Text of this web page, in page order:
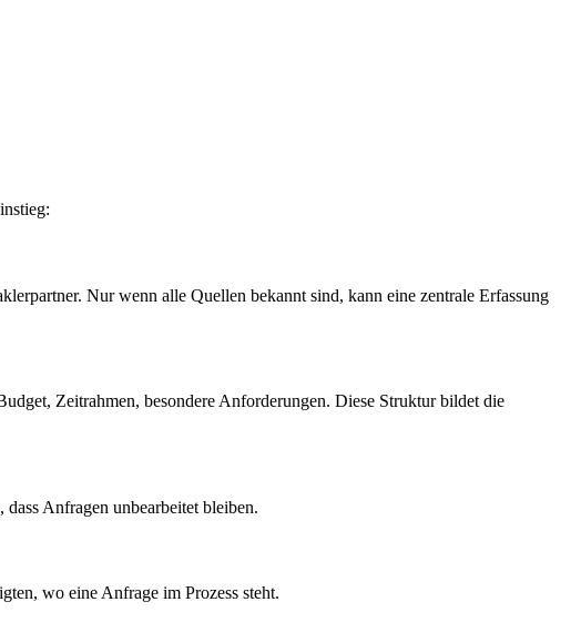
Nur wenn alle Quellen bekannt sind, kann eine zentrale Erfassung
Zeitrahmen, besondere Anforderungen. Diese Struktur bildet die
Anfragen unbearbeitet bleiben.
wo eine Anfrage im Prozess steht.